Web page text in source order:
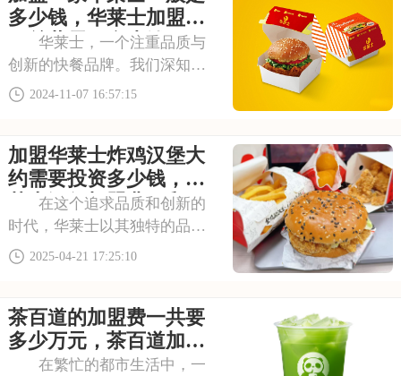
加盟的神秘面纱。请看下面是
有关于喜茶加盟费一般
多少钱，华莱士加盟费
用总共需要多少钱
华莱士，一个注重品质与
创新的快餐品牌。我们深知，
每一份汉堡、每一根薯条都承
质，不断创新，为消费者带来
更好的用餐体验。现在，我们
诚邀有志之士加入我们
2024-11-07 16:57:15
加盟华莱士炸鸡汉堡大
约需要投资多少钱，华
莱士汉堡加盟费用和要
求分析
在这个追求品质和创新的
时代，华莱士以其独特的品牌
魅力和优质的产品赢得了广大
法应对市场的挑战，那么加盟
华莱士或许能给你带来信心和
力量。本文将为你详
2025-04-21 17:25:10
茶百道的加盟费一共要
多少万元，茶百道加盟
条件及费用分析
在繁忙的都市生活中，一